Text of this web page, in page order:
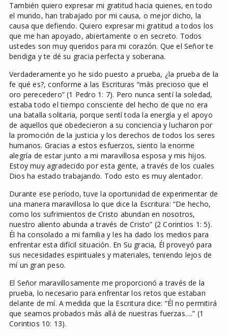
También quiero expresar mi gratitud hacia quienes, en todo
el mundo, han trabajado por mi causa, o mejor dicho, la
causa que defiendo. Quiero expresar mi gratitud a todos los
que me han apoyado, abiertamente o en secreto. Todos
ustedes son muy queridos para mi corazón. Que el Señor te
bendiga y te dé su gracia perfecta y soberana.
Verdaderamente yo he sido puesto a prueba, ¿la prueba de la
fe qué es?, conforme a las Escrituras “más precioso que el
oro perecedero” (1 Pedro 1: 7). Pero nunca sentí la soledad,
estaba todo el tiempo consciente del hecho de que no era
una batalla solitaria, porque sentí toda la energía y el apoyo
de aquellos que obedecieron a su conciencia y lucharon por
la promoción de la justicia y los derechos de todos los seres
humanos. Gracias a estos esfuerzos, siento la enorme
alegría de estar junto a mi maravillosa esposa y mis hijos.
Estoy muy agradecido por esta gente, a través de los cuales
Dios ha estado trabajando. Todo esto es muy alentador.
Durante ese período, tuve la oportunidad de experimentar de
una manera maravillosa lo que dice la Escritura: “De hecho,
como los sufrimientos de Cristo abundan en nosotros,
nuestro aliento abunda a través de Cristo” (2 Corintios 1: 5).
Él ha consolado a mi familia y les ha dado los medios para
enfrentar esta difícil situación. En Su gracia, Él proveyó para
sus necesidades espirituales y materiales, teniendo lejos de
mí un gran peso.
El Señor maravillosamente me proporcionó a través de la
prueba, lo necesario para enfrentar los retos que estaban
delante de mí. A medida que la Escritura dice: “Él no permitirá
que seamos probados más allá de nuestras fuerzas….” (1
Corintios 10: 13).